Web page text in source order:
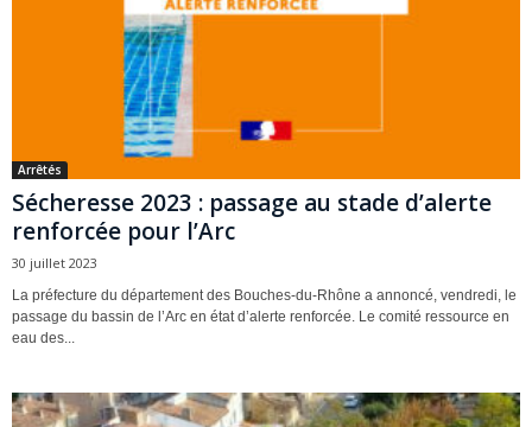
Arrêtés
Sécheresse 2023 : passage au stade d’alerte
renforcée pour l’Arc
30 juillet 2023
La préfecture du département des Bouches-du-Rhône a annoncé, vendredi, le
passage du bassin de l’Arc en état d’alerte renforcée. Le comité ressource en
eau des...